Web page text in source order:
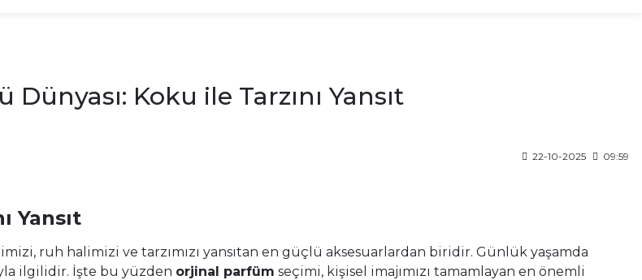
Koku ile Tarzını Yansıt
22-10-2025 09:59
Yansıt
ruh halimizi ve tarzımızı yansıtan en güçlü aksesuarlardan biridir. Günlük yaşamda
ilgilidir. İşte bu yüzden orjinal parfüm seçimi, kişisel imajımızı tamamlayan en önemli